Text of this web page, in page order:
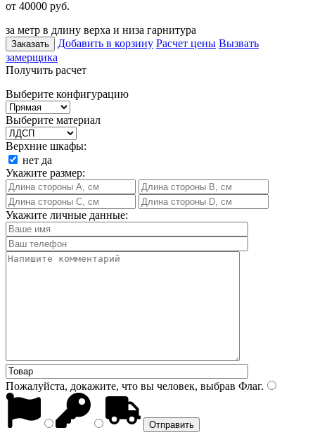
от 40000 руб.
за метр в длину верха и низа гарнитура
Заказать Добавить в корзину Расчет цены Вызвать
замерщика
Получить расчет
Выберите конфигурацию
Выберите материал
Верхние шкафы:
нет да
Укажите размер:
Укажите личные данные:
Пожалуйста, докажите, что вы человек, выбрав Флаг.